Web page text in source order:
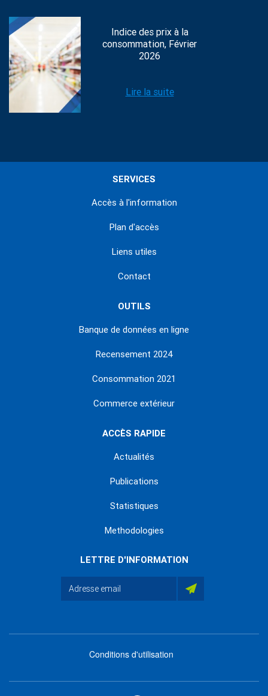
Indice des prix à la
consommation, Février
2026
Lire la suite
SERVICES
Accès à l'information
Plan d'accès
Liens utiles
Contact
OUTILS
Banque de données en ligne
Recensement 2024
Consommation 2021
Commerce extérieur
ACCÈS RAPIDE
Actualités
Publications
Statistiques
Methodologies
LETTRE D'INFORMATION
footer
Conditions d'utilisation